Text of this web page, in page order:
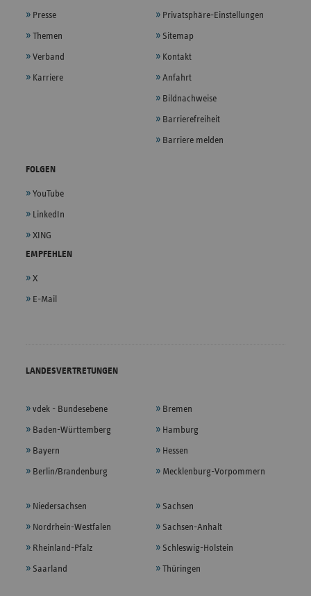
Presse
Themen
Verband
Karriere
Privatsphäre-Einstellungen
Sitemap
Kontakt
Anfahrt
Bildnachweise
Barrierefreiheit
Barriere melden
FOLGEN
YouTube
LinkedIn
XING
EMPFEHLEN
X
E-Mail
LANDESVERTRETUNGEN
vdek - Bundesebene
Baden-Württemberg
Bayern
Berlin/Brandenburg
Bremen
Hamburg
Hessen
Mecklenburg-Vorpommern
Niedersachsen
Nordrhein-Westfalen
Rheinland-Pfalz
Saarland
Sachsen
Sachsen-Anhalt
Schleswig-Holstein
Thüringen